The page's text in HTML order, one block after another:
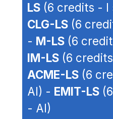
LS (6 credits - I
CLG-LS (6
- M-LS (6
IM-LS (6
ACME-LS (6
AI) - EMIT-LS
- AI)